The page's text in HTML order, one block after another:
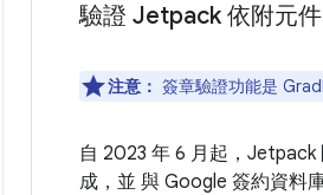
驗證 Jetpack 依附元
注意： 簽章驗證功能是
自 2023 年 6 月起，
成，並 與 Google 簽約資料